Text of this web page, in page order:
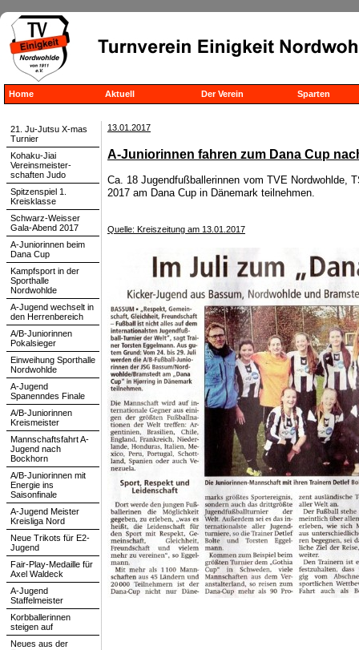
Home Aktuell Der Verein Sparten
13.01.2017
A-Juniorinnen fahren zum Dana Cup
Ca. 18 Jugendfußballerinnen vom TVE Nordwohlde,
2017 am Dana Cup in Dänemark teilnehmen.
Quelle: Kreiszeitung am 13.01.2017
21. Ju-Jutsu X-mas
Turnier
Kohaku-Jiai
Vereinsmeister-
schaften Judo
Spitzenspiel 1.
Kreisklasse
Schwarz-Weisser
Gala-Abend 2017
A-Juniorinnen beim
Dana Cup
Kampfsport in der
Sporthalle
Nordwohlde
A-Jugend wechselt in
den Herrenbereich
A/B-Juniorinnen
Pokalsieger
Einweihung Sporthalle
Nordwohlde
A-Jugend
Spanenndes Finale
A/B-Juniorinnen
Kreismeister
Mannschaftsfahrt A-
Jugend nach
Bockhorn
A/B-Juniorinnen mit
Energie ins
Saisonfinale
A-Jugend Meister
Kreisliga Nord
Neue Trikots für E2-
Jugend
Fair-Play-Medaille für
Axel Waldeck
A-Jugend
Staffelmeister
Korbballerinnen
steigen auf
Neues aus der